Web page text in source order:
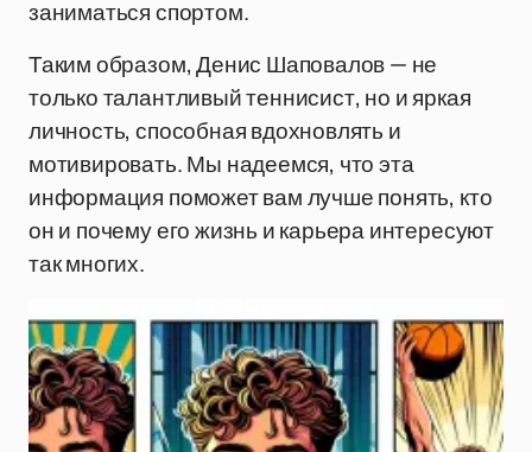
заниматься спортом.
Таким образом, Денис Шаповалов — не
только талантливый теннисист, но и яркая
личность, способная вдохновлять и
мотивировать. Мы надеемся, что эта
информация поможет вам лучше понять, кто
он и почему его жизнь и карьера интересуют
так многих.